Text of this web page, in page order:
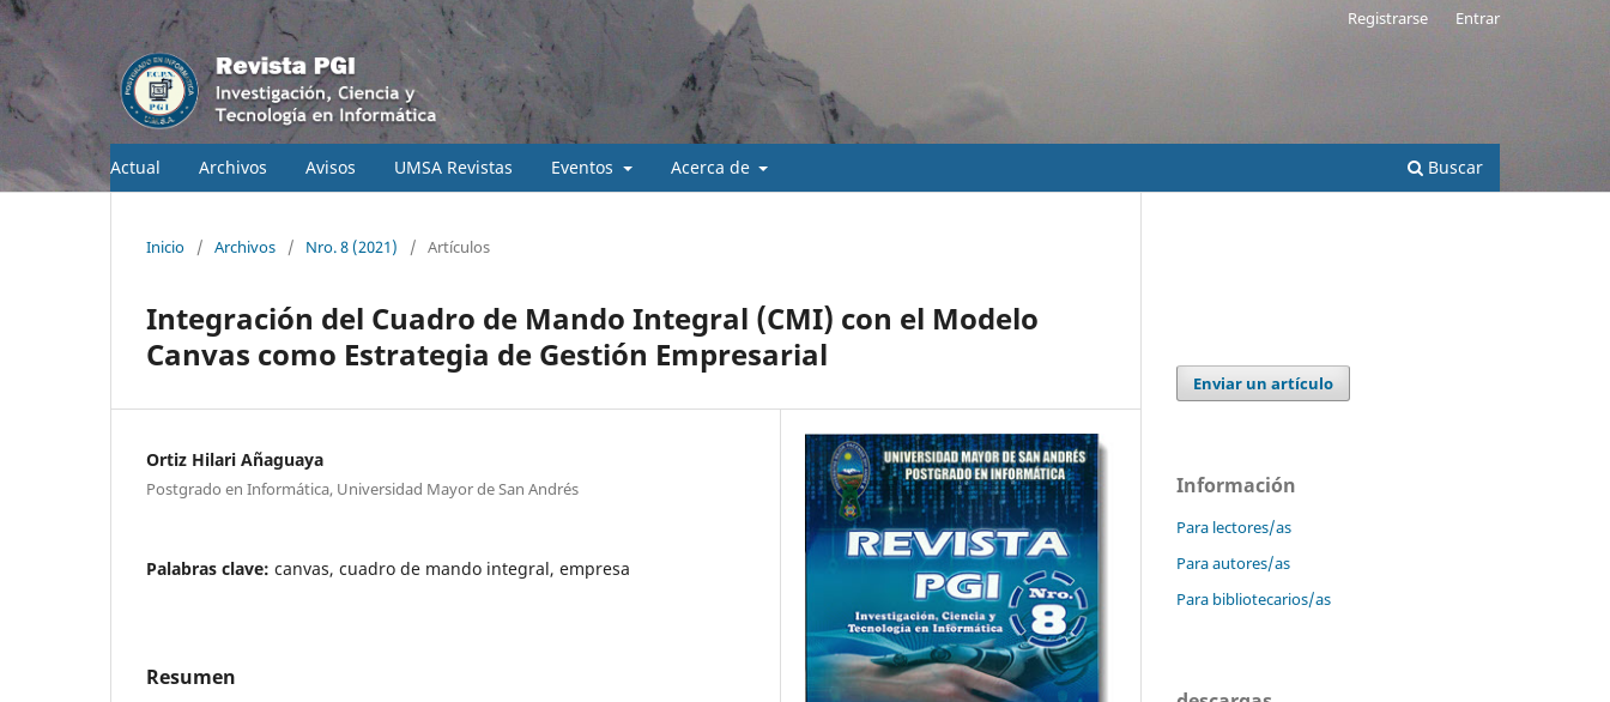
Actual Archivos Avisos UMSA Revistas Eventos Acerca de Buscar
Registrarse Entrar
Inicio / Archivos / Nro. 8 (2021) / Artículos
Integración del Cuadro de Mando Integral (CMI) con el Modelo
Canvas como Estrategia de Gestión Empresarial
Ortiz Hilari Añaguaya
Postgrado en Informática, Universidad Mayor de San Andrés
Palabras clave: canvas, cuadro de mando integral, empresa
Resumen
Enviar un artículo
Información
Para lectores/as
Para autores/as
Para bibliotecarios/as